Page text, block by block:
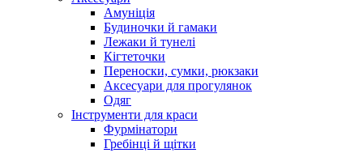
Амуніція
Будиночки й гамаки
Лежаки й тунелі
Кігтеточки
Переноски, сумки, рюкзаки
Аксесуари для прогулянок
Одяг
Інструменти для краси
Фурмінатори
Гребінці й щітки